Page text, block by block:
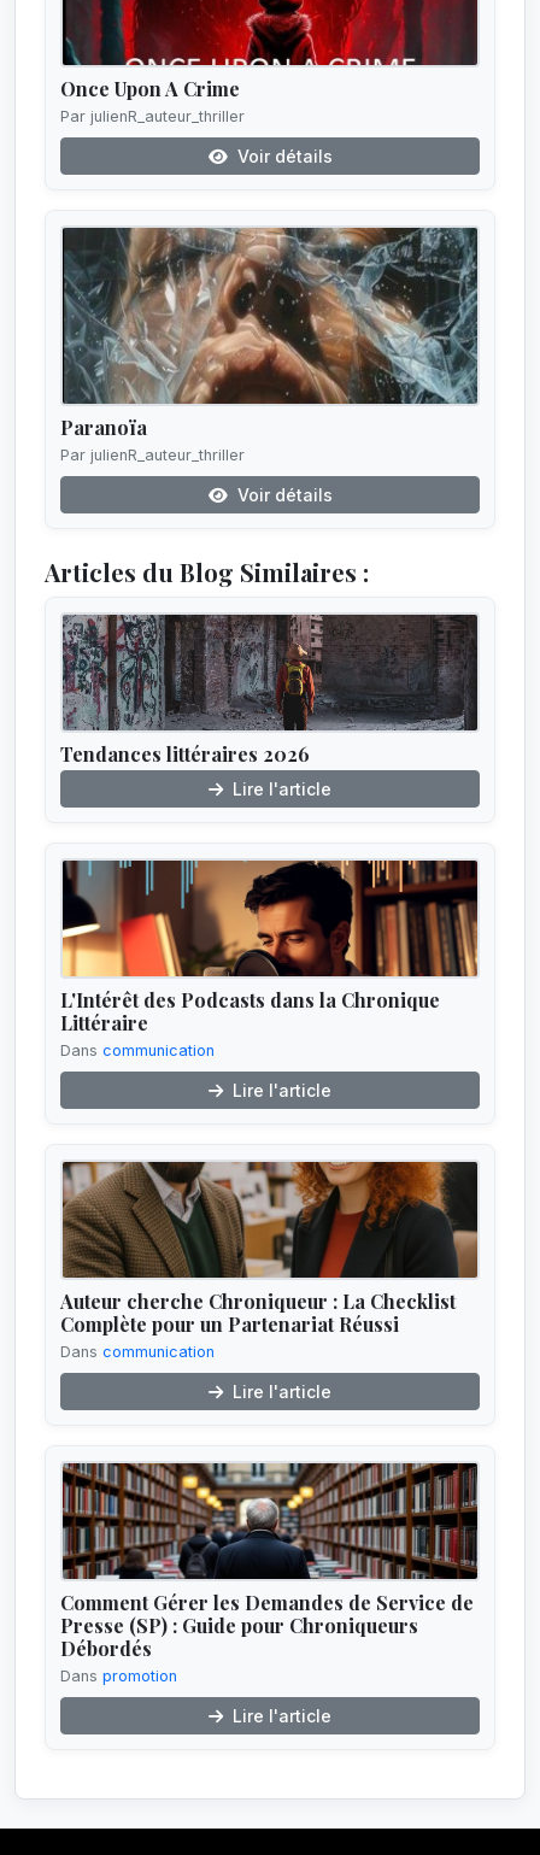
Once Upon A Crime
Par julienR_auteur_thriller
Voir détails
Paranoïa
Par julienR_auteur_thriller
Voir détails
Articles du Blog Similaires :
Tendances littéraires 2026
Lire l'article
L'Intérêt des Podcasts dans la Chronique
Littéraire
Dans communication
Lire l'article
Auteur cherche Chroniqueur : La Checklist
Complète pour un Partenariat Réussi
Dans communication
Lire l'article
Comment Gérer les Demandes de Service de
Presse (SP) : Guide pour Chroniqueurs
Débordés
Dans promotion
Lire l'article